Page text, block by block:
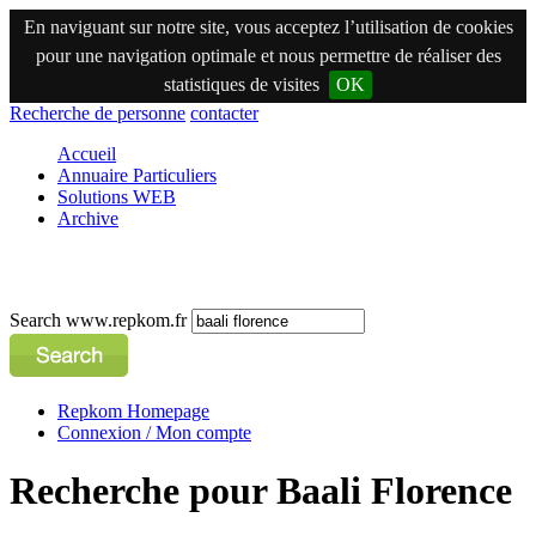
En naviguant sur notre site, vous acceptez l’utilisation de cookies
pour une navigation optimale et nous permettre de réaliser des
statistiques de visites
OK
Recherche de personne contacter
Accueil
Annuaire Particuliers
Solutions WEB
Archive
Search www.repkom.fr
Repkom Homepage
Connexion / Mon compte
Recherche pour Baali Florence